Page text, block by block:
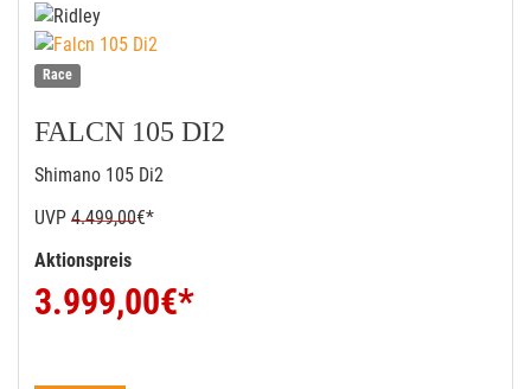
Race
FALCN 105 DI2
Shimano 105 Di2
UVP 4.499,00€*
Aktionspreis
3.999,00€*